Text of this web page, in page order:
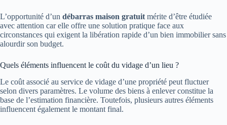
L’opportunité d’un débarras maison gratuit mérite d’être étudiée
avec attention car elle offre une solution pratique face aux
circonstances qui exigent la libération rapide d’un bien immobilier sans
alourdir son budget.
Quels éléments influencent le coût du vidage d’un lieu ?
Le coût associé au service de vidage d’une propriété peut fluctuer
selon divers paramètres. Le volume des biens à enlever constitue la
base de l’estimation financière. Toutefois, plusieurs autres éléments
influencent également le montant final.